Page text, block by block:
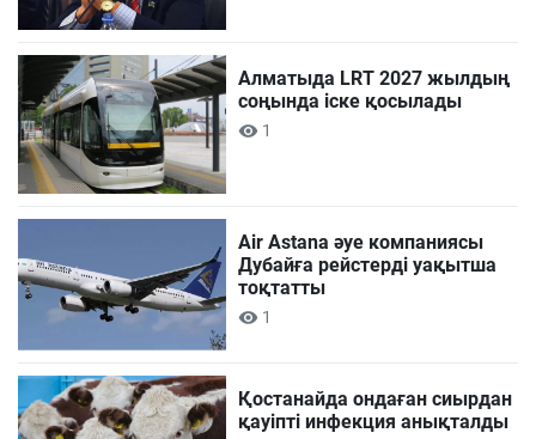
Алматыда LRT 2027 жылдың
соңында іске қосылады
1
Air Astana әуе компаниясы
Дубайға рейстерді уақытша
тоқтатты
1
Қостанайда ондаған сиырдан
қауіпті инфекция анықталды